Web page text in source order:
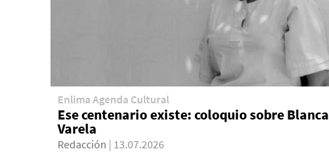
Enlima Agenda Cultural
Ese centenario existe: coloquio sobre Blanca
Varela
Redacción | 13.07.2026